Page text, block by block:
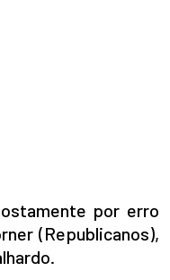
por erro
(Republicanos),